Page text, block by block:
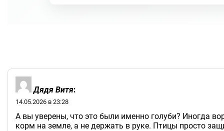
Дядя Витя:
14.05.2026 в 23:28
А вы уверены, что это были именно голуби? Иногда
корм на земле, а не держать в руке. Птицы просто